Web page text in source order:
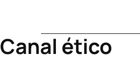
Canal ético